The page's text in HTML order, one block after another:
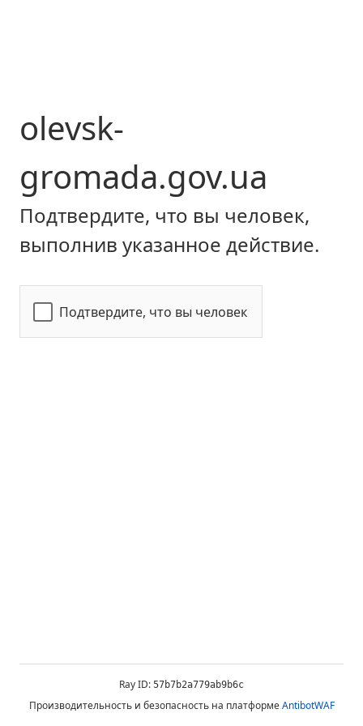
olevsk-
gromada.gov.ua
Подтвердите, что вы человек,
выполнив указанное действие.
Подтвердите, что вы человек
Ray ID: 57b7b2a779ab9b6c
Производительность и безопасность на платформеAntibotWAF